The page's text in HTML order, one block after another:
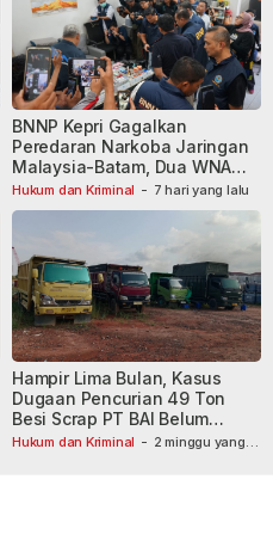
Hukum dan Kriminal - 7 hari yang lalu
BNNP Kepri Gagalkan
Peredaran Narkoba Jaringan
Malaysia-Batam, Dua WNA
Masih Diburu
Hukum dan Kriminal - 2 minggu yang
Hampir Lima Bulan, Kasus
Dugaan Pencurian 49 Ton
Besi Scrap PT BAI Belum
Tetapkan Tersangka